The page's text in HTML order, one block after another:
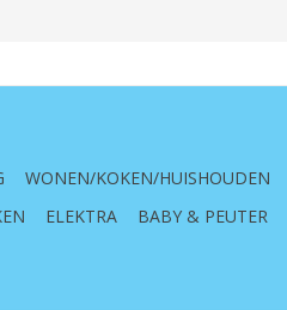
WONEN/KOKEN/HUISHOUDEN
ELEKTRA BABY & PEUTER